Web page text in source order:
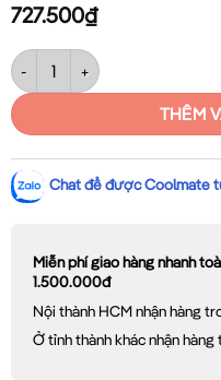
727.500₫
Thanh nối màu trắng chữ L 8W
THÊM
Chat để được Coolmate
Miễn phí giao hàng nhanh
1.500.000đ
Nội thành HCM nhận hàng
Ở tỉnh thành khác nhận